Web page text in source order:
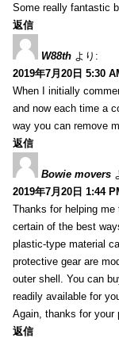
Some really fantastic
返信
W88th より:
2019年7月20日 5:30
When I initially
and now each time a
way you can remove
返信
Bowie movers
2019年7月20日 1:44
Thanks for helping
certain of the best
plastic-type material
protective gear are
outer shell. You can
readily available for
Again, thanks for your
返信